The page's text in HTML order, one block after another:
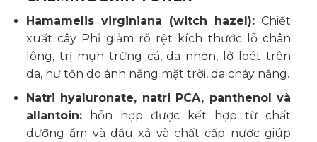
Hamamelis virginiana (witch hazel): Chiết
xuất cây Phỉ giảm rõ rệt kích thước lỗ chân
lông, trị mụn trứng cá, da nhờn, lở loét trên
da, hư tổn do ánh nắng mặt trời, da cháy nắng.
Natri hyaluronate, natri PCA, panthenol và
allantoin:hỗn hợp được kết hợp từ chất
dưỡng ẩm và dầu xả và chất cấp nước giúp